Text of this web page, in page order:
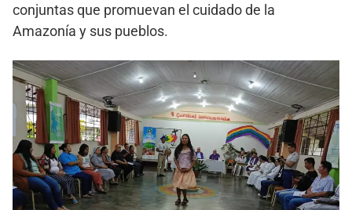
conjuntas que promuevan el cuidado de la
Amazonía y sus pueblos.